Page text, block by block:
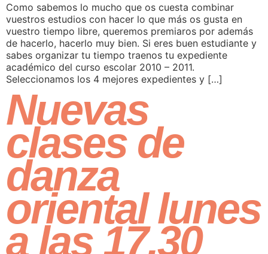
Como sabemos lo mucho que os cuesta combinar
vuestros estudios con hacer lo que más os gusta en
vuestro tiempo libre, queremos premiaros por además
de hacerlo, hacerlo muy bien. Si eres buen estudiante y
sabes organizar tu tiempo traenos tu expediente
académico del curso escolar 2010 – 2011.
Seleccionamos los 4 mejores expedientes y […]
Nuevas
clases de
danza
oriental lunes
a las 17.30